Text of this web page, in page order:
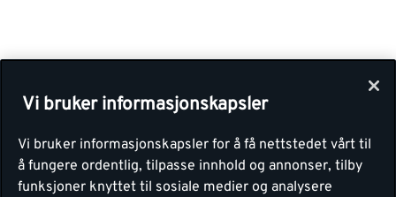
Vi bruker informasjonskapsler
Vi bruker informasjonskapsler for å få nettstedet vårt til
å fungere ordentlig, tilpasse innhold og annonser, tilby
funksjoner knyttet til sosiale medier og analysere